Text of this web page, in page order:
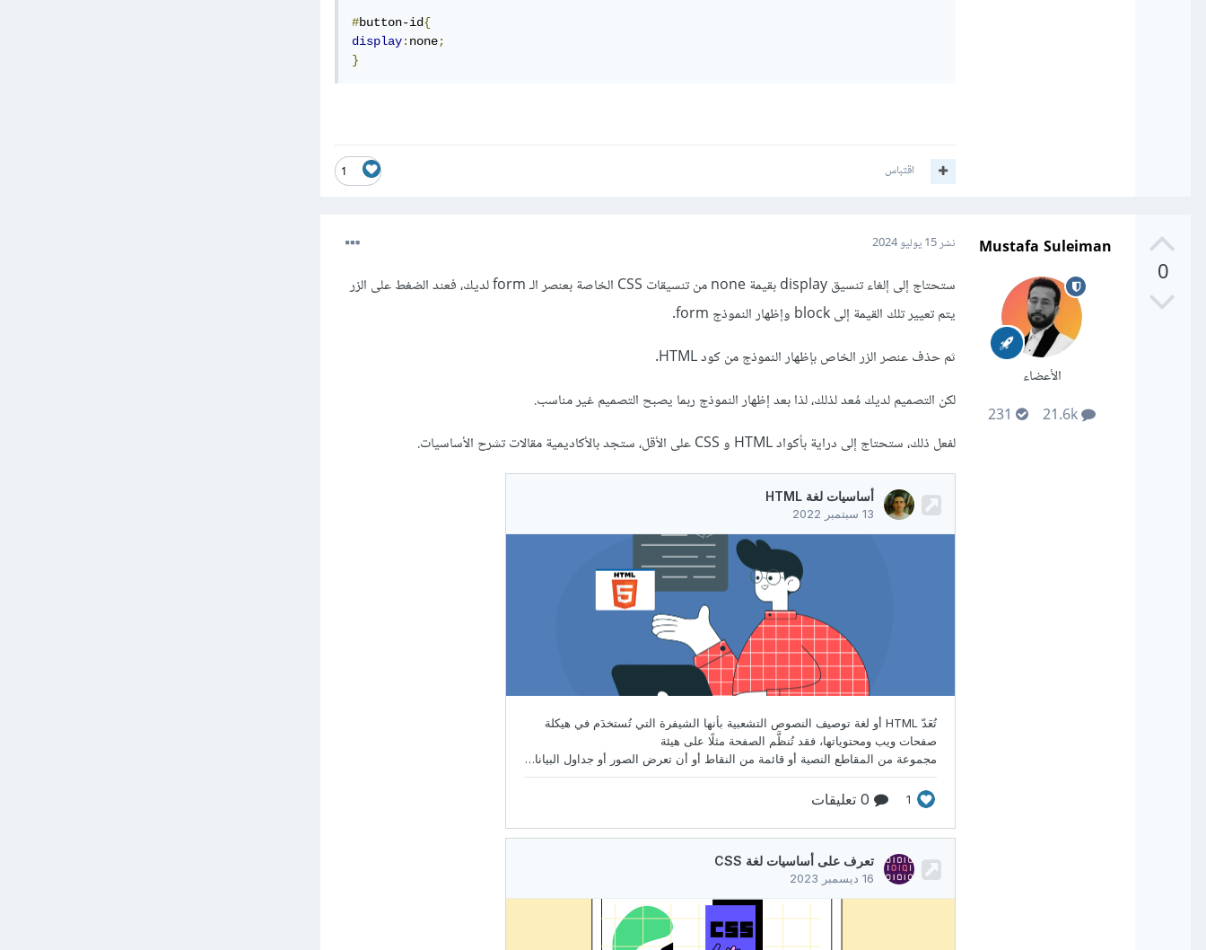
#button-id{
display: none;
}
1 اقتباس
0
Mustafa Suleiman
الأعضاء
نشر15 يوليو 2024
ستحتاج إلى إلغاء تنسيق display بقيمة none من تنسيقات CSS الخاصة بعنصر الـ form لديك، فعند الضغط على الزر
يتم تعيير تلك القيمة إلى block وإظهار النموذج form.
ثم حذف عنصر الزر الخاص بإظهار النموذج من كود HTML.
لكن التصميم لديك مُعد لذلك، لذا بعد إظهار النموذج ربما يصبح التصميم غير مناسب.
لفعل ذلك، ستحتاج إلى دراية بأكواد HTML و CSS على الأقل، ستجد بالأكاديمية مقالات تشرح الأساسيات.